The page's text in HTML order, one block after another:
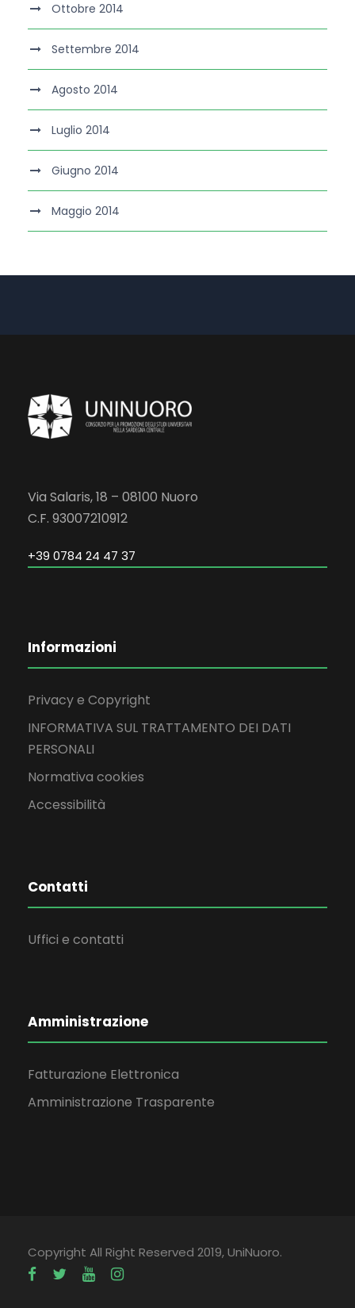
Ottobre 2014
Settembre 2014
Agosto 2014
Luglio 2014
Giugno 2014
Maggio 2014
Via Salaris, 18 – 08100 Nuoro
C.F. 93007210912
+39 0784 24 47 37
Informazioni
Privacy e Copyright
INFORMATIVA SUL TRATTAMENTO DEI DATI
PERSONALI
Normativa cookies
Accessibilità
Contatti
Uffici e contatti
Amministrazione
Fatturazione Elettronica
Amministrazione Trasparente
Copyright All Right Reserved 2019, UniNuoro.